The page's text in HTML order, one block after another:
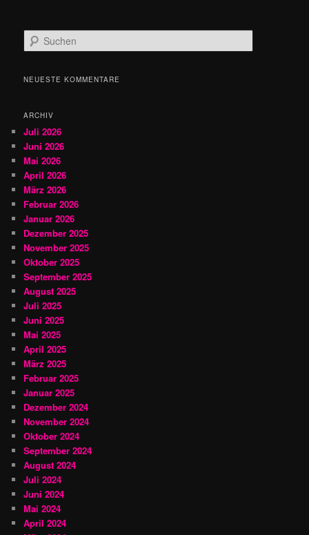
u
h
NEUESTE KOMMENTARE
ARCHIV
Juli 2026
Juni 2026
Mai 2026
April 2026
März 2026
Februar 2026
Januar 2026
Dezember 2025
November 2025
Oktober 2025
September 2025
August 2025
Juli 2025
Juni 2025
Mai 2025
April 2025
März 2025
Februar 2025
Januar 2025
Dezember 2024
November 2024
Oktober 2024
September 2024
August 2024
Juli 2024
Juni 2024
Mai 2024
April 2024